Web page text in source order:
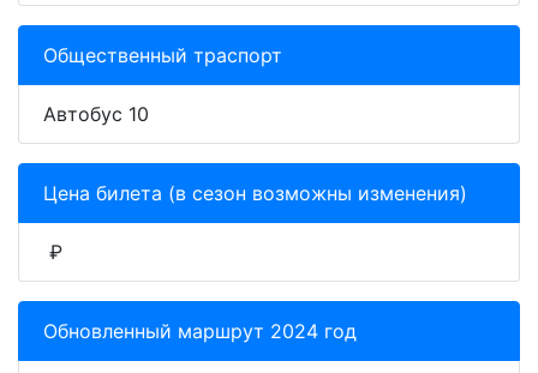
Общественный траспорт
Автобус 10
Цена билета (в сезон возможны изменения)
₽
Обновленный маршрут 2024 год